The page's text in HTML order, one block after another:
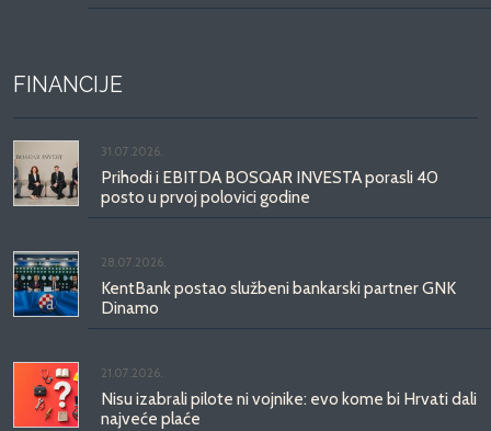
FINANCIJE
31.07.2026.
Prihodi i EBITDA BOSQAR INVESTA porasli 40
posto u prvoj polovici godine
28.07.2026.
KentBank postao službeni bankarski partner GNK
Dinamo
21.07.2026.
Nisu izabrali pilote ni vojnike: evo kome bi Hrvati dali
najveće plaće